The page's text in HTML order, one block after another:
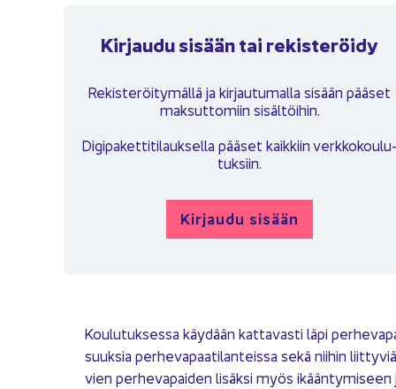
Kir­jau­du si­sään tai re­kis­te­röi­dy
Re­kis­te­röi­ty­mäl­lä ja kir­jau­tu­mal­la si­sään pää­set
mak­sut­to­miin si­säl­töi­hin.
Di­gi­pa­ket­ti­ti­lauk­sel­la pää­set kaik­kiin verk­ko­kou­lu­
tuk­siin.
Kir­jau­du si­sään
Kou­lu­tuk­ses­sa käy­dään kat­ta­vas­ti läpi
suuk­sia per­he­va­paa­ti­lan­teis­sa sekä nii­hin
vien per­he­va­pai­den li­säk­si myös